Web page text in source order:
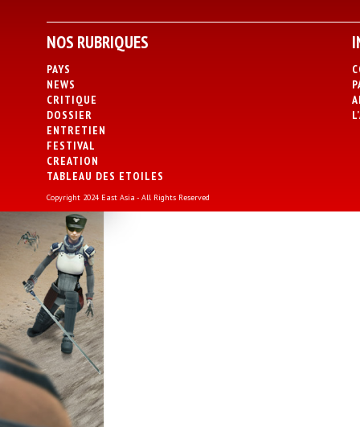
NOS RUBRIQUES
PAYS
NEWS
CRITIQUE
DOSSIER
ENTRETIEN
FESTIVAL
CREATION
TABLEAU DES ETOILES
Copyright 2024 East Asia - All Rights Reserved